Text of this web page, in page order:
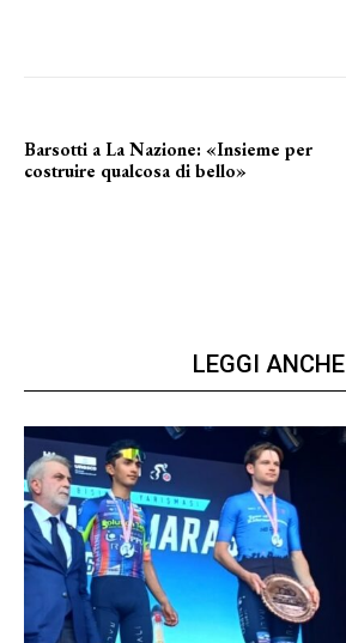
Barsotti a La Nazione: «Insieme per
costruire qualcosa di bello»
LEGGI ANCHE